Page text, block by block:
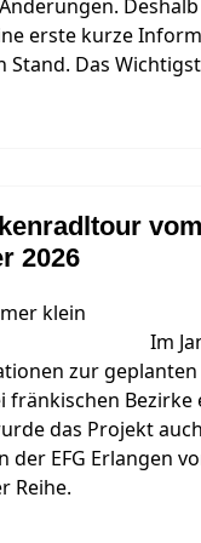
erste kurze
Stand. Das
2026
Im
zur
fränkischen Bezirke
das Projekt
der EFG Erlangen
Reihe.